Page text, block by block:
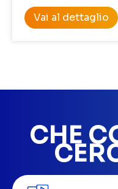
Vai al dettaglio
CHE